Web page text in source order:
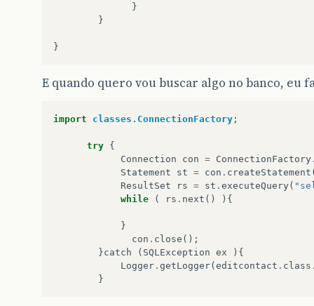
}
}
}
E quando quero vou buscar algo no banco, eu
import classes.ConnectionFactory ;
try {
Connection
con = ConnectionFactory
Statement
st = con . createStatement
ResultSet
rs = st . executeQuery(
while
( rs . next () ){
}
con . close ();
}catch ( SQLException ex
){
Logger . getLogger(editcontact . class
}